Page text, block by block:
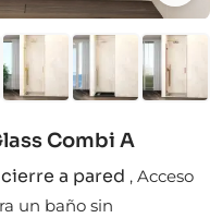
Combi A
a pared , Acceso
un baño sin